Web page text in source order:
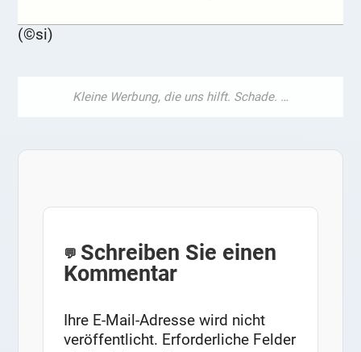
(©si)
Schreiben Sie einen
Kommentar
Ihre E-Mail-Adresse wird nicht
veröffentlicht. Erforderliche Felder